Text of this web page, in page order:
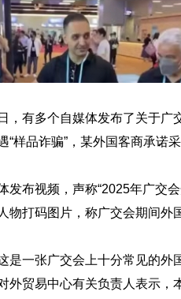
，有多个自媒体发布了关于广
“样品诈骗”，某外国客商承诺
发布视频，声称“2025年广交
物打码图片，称广交会期间外
是一张广交会上十分常见的外
外贸易中心有关负责人表示